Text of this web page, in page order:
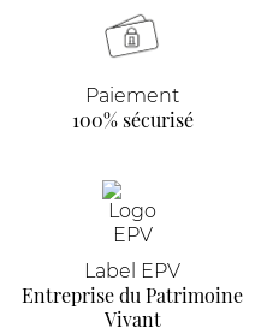
Paiement
100% sécurisé
Label EPV
Entreprise du Patrimoine
Vivant